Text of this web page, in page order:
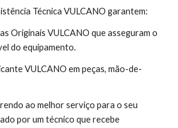
Técnica VULCANO garantem:
Originais VULCANO que asseguram o
do equipamento.
VULCANO em peças, mão-de-
ao melhor serviço para o seu
por um técnico que recebe